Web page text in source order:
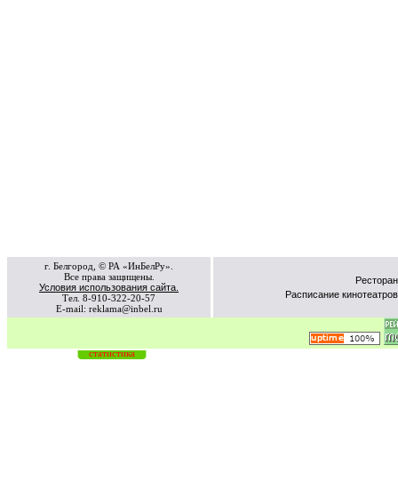
г. Белгород, © РА «ИнБелРу».
Все права защищены.
Условия использования сайта.
Тел. 8-910-322-20-57
E-mail: reklama@inbel.ru
Расписание кинотеатров
статистика